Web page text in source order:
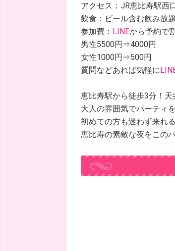
アクセス：JR恵比寿駅西
飲食：ビール含む飲み放
参加費： LINEから予約で
男性5500円⇒4000円
女性1000円⇒500円
質問などあれば気軽に
恵比寿駅から徒歩3分！天
大人の雰囲気でパーティ
初めての方も迷わず来れ
恵比寿の素敵な夜をこの